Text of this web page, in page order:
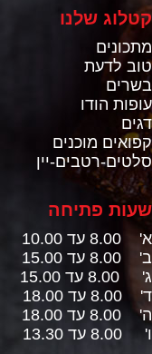
קטלוג שלנו
מתכונים
טוב לדעת
בשרים
עופות הודו
דגים
קפואים מוכנים
סלטים-רטבים-יין
שעות פתיחה
א' 8.00 עד 10.00
ב' 8.00 עד 15.00
ג' 8.00 עד 15.00
ד' 8.00 עד 18.00
ה' 8.00 עד 18.00
ו' 8.00 עד 13.30